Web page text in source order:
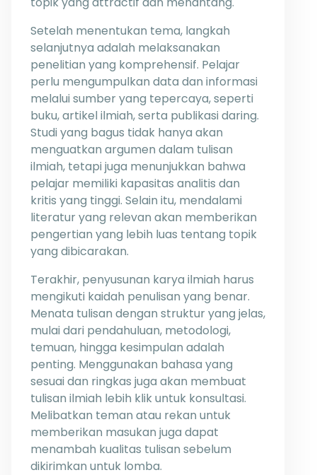
Setelah menentukan tema, langkah
selanjutnya adalah melaksanakan
penelitian yang komprehensif. Pelajar
perlu mengumpulkan data dan informasi
melalui sumber yang tepercaya, seperti
buku, artikel ilmiah, serta publikasi daring.
Studi yang bagus tidak hanya akan
menguatkan argumen dalam tulisan
ilmiah, tetapi juga menunjukkan bahwa
pelajar memiliki kapasitas analitis dan
kritis yang tinggi. Selain itu, mendalami
literatur yang relevan akan memberikan
pengertian yang lebih luas tentang topik
yang dibicarakan.
Terakhir, penyusunan karya ilmiah harus
mengikuti kaidah penulisan yang benar.
Menata tulisan dengan struktur yang jelas,
mulai dari pendahuluan, metodologi,
temuan, hingga kesimpulan adalah
penting. Menggunakan bahasa yang
sesuai dan ringkas juga akan membuat
tulisan ilmiah lebih klik untuk konsultasi.
Melibatkan teman atau rekan untuk
memberikan masukan juga dapat
menambah kualitas tulisan sebelum
dikirimkan untuk lomba.